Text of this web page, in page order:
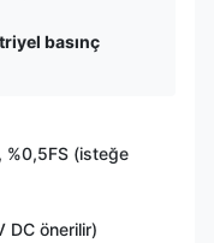
basınç
%0,5FS (isteğe
DC önerilir)